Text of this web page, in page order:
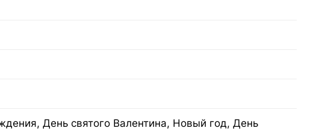
День святого Валентина, Новый год, День